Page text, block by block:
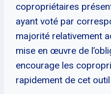
copropriétaires
ayant voté par
majorité relativement
mise en œuvre de
encourage les
rapidement de cet